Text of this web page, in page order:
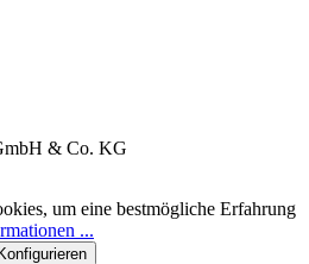
& Co. KG
um eine bestmögliche Erfahrung
...
Konfigurieren